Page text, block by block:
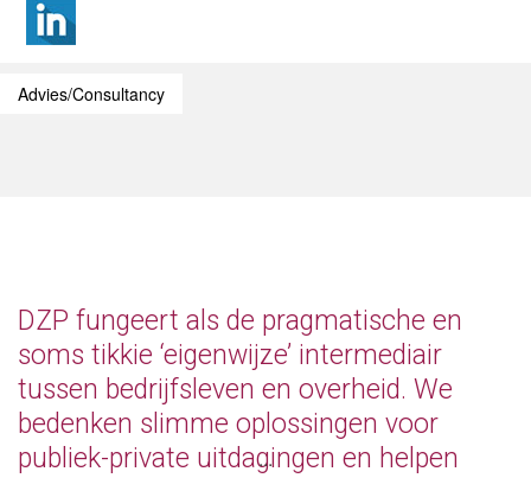
Advies/Consultancy
DZP fungeert als de pragmatische en
soms tikkie ‘eigenwijze’ intermediair
tussen bedrijfsleven en overheid. We
bedenken slimme oplossingen voor
publiek-private uitdagingen en helpen
...